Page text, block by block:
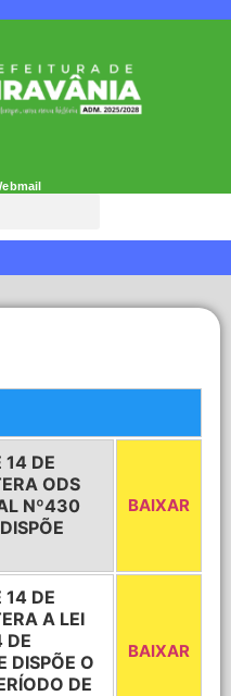
14 DE
ODS
Nº430
BAIXAR
14 DE
A LEI
DE
DISPÕE O
DE
BAIXAR